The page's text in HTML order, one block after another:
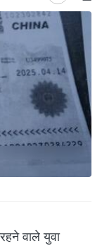
वाले युवा